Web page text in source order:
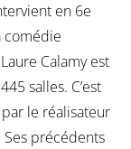
en 6e
Calamy est
salles. C’est
le réalisateur
Ses précédents